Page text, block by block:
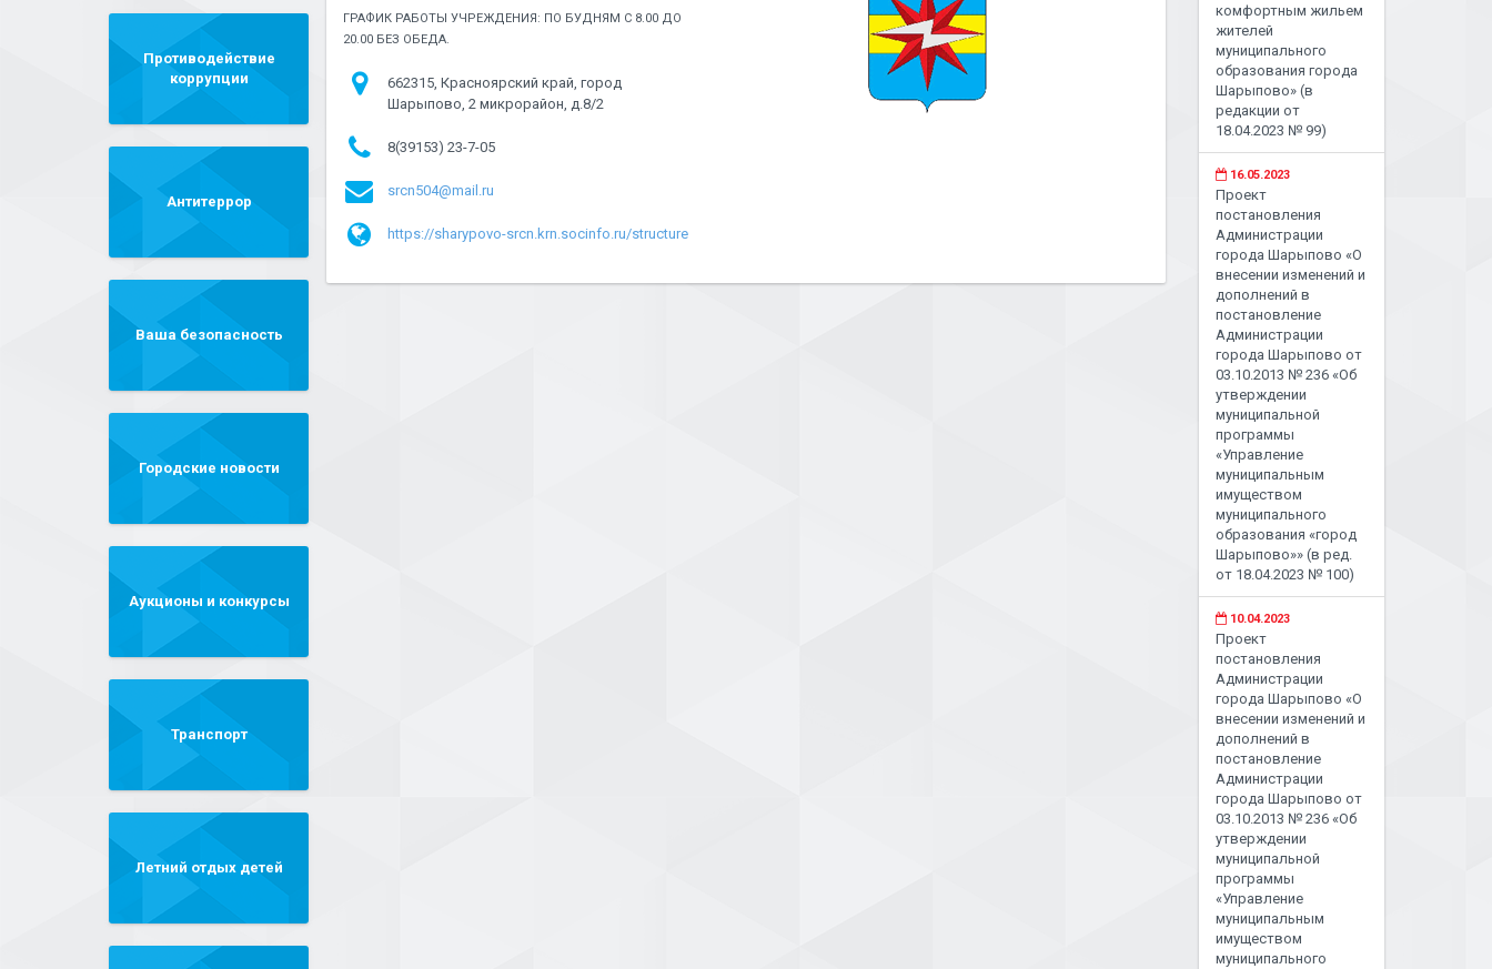
Противодействие
коррупции
Антитеррор
Ваша безопасность
Городские новости
Аукционы и конкурсы
Транспорт
Летний отдых детей
ГРАФИК РАБОТЫ УЧРЕЖДЕНИЯ: ПО БУДНЯМ С 8.00 ДО
20.00 БЕЗ ОБЕДА.
662315, Красноярский край, город
Шарыпово, 2 микрорайон, д.8/2
8(39153) 23-7-05
srcn504@mail.ru
https://sharypovo-srcn.krn.socinfo.ru/structure
комфортным жильем
жителей
муниципального
образования города
Шарыпово» (в
редакции от
18.04.2023 № 99)
16.05.2023
Проект
постановления
Администрации
города Шарыпово «О
внесении изменений и
дополнений в
постановление
Администрации
города Шарыпово от
03.10.2013 № 236 «Об
утверждении
муниципальной
программы
«Управление
муниципальным
имуществом
муниципального
образования «город
Шарыпово»» (в ред.
от 18.04.2023 № 100)
10.04.2023
Проект
постановления
Администрации
города Шарыпово «О
внесении изменений и
дополнений в
постановление
Администрации
города Шарыпово от
03.10.2013 № 236 «Об
утверждении
муниципальной
программы
«Управление
муниципальным
имуществом
муниципального